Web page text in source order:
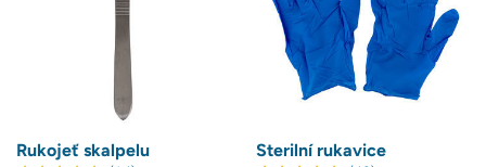
Rukojeť skalpelu
Sterilní rukavice